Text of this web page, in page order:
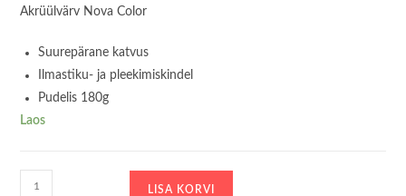
Akrüülvärv Nova Color
Suurepärane katvus
Ilmastiku- ja pleekimiskindel
Pudelis 180g
Laos
Akrüülvärv
LISA KORVI